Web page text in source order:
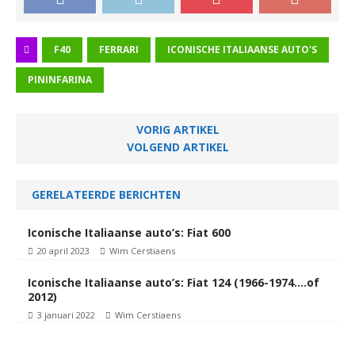
F40 FERRARI ICONISCHE ITALIAANSE AUTO'S
PININFARINA
VORIG ARTIKEL
VOLGEND ARTIKEL
GERELATEERDE BERICHTEN
Iconische Italiaanse auto’s: Fiat 600
20 april 2023 Wim Cerstiaens
Iconische Italiaanse auto’s: Fiat 124 (1966-1974….of
2012)
3 januari 2022 Wim Cerstiaens